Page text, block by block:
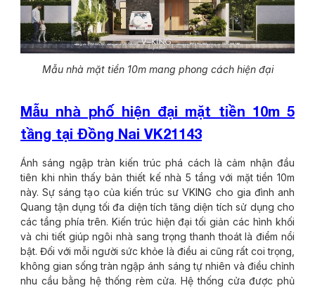
Mẫu nhà mặt tiền 10m mang phong cách hiện đại
Mẫu nhà phố hiện đại mặt tiền 10m 5
tầng tại Đồng Nai VK21143
Ánh sáng ngập tràn kiến trúc phá cách là cảm nhận đầu
tiên khi nhìn thấy bản thiết kế nhà 5 tầng với mặt tiền 10m
này. Sự sáng tạo của kiến trúc sư VKING cho gia đình anh
Quang tận dụng tối đa diện tích tăng diện tích sử dụng cho
các tầng phía trên. Kiến trúc hiện đại tối giản các hình khối
và chi tiết giúp ngôi nhà sang trọng thanh thoát là điểm nổi
bật. Đối với mỗi người sức khỏe là điều ai cũng rất coi trọng,
không gian sống tràn ngập ánh sáng tự nhiên và điều chỉnh
nhu cầu bằng hệ thống rèm cửa. Hệ thống cửa được phủ